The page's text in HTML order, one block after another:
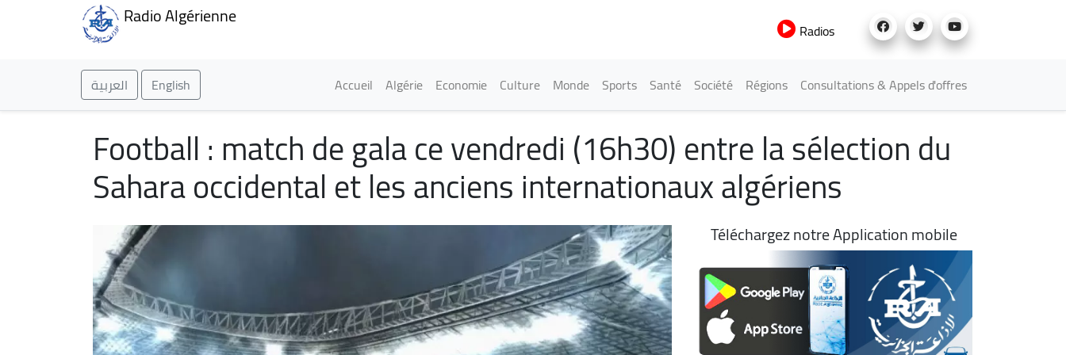
Radio Algérienne
Radios
العربية English Main navigation
Accueil Algérie Economie Culture Monde Sports Santé Société Régions Consultations & Appels d'offres
Football : match de gala ce vendredi (16h30) entre la sélection du
Sahara occidental et les anciens internationaux algériens
Téléchargez notre Application mobile